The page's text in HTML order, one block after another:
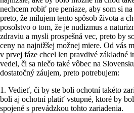
nechcem robiť pre peniaze, aby som si
preto, že milujem tento spôsob života a
posolstvo o tom, že je nudizmus a
zdraviu a mysli prospešná vec, preto by
ceny na najnižšej možnej miere. Od vás
v prvej fáze chcel len pravdivé základné
vedel, či sa niečo také vôbec na
dostatočný záujem, preto potrebujem:
1. Vedieť, či by ste boli ochotní takéto
boli aj ochotní platiť vstupné, ktoré by
spojené s prevádzkou tohto zariadenia.